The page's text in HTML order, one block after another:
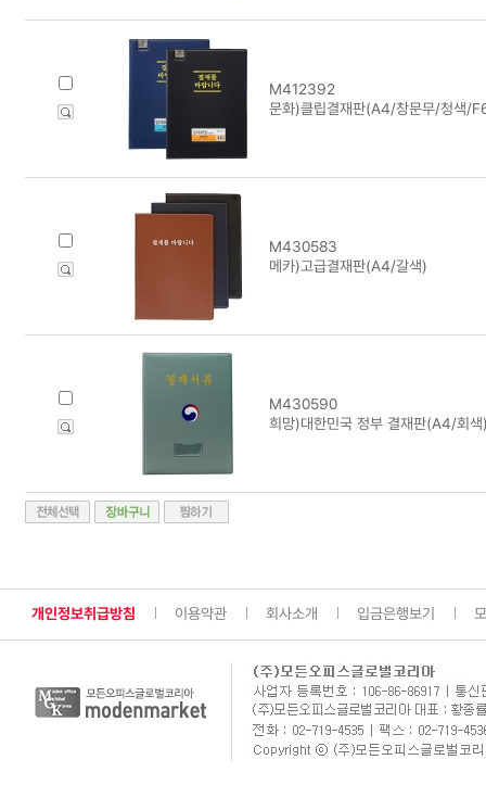
M412392
문화)클립결재판(A4/창문무/청색/
M430583
메카)고급결재판(A4/갈색)
M430590
희망)대한민국 정부 결재판(A4/회색
개인정보취급방침 이용약관 회사소개 입금은행보기